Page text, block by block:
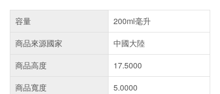
容量
200ml毫升
商品來源國家
中國大陸
商品高度
17.5000
商品寬度
5.0000